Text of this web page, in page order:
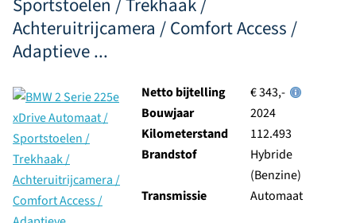
Achteruitrijcamera / Comfort Access /
Adaptieve ...
Netto bijtelling
€ 343,-
Bouwjaar
2024
Kilometerstand
112.493
Brandstof
Hybride
(Benzine)
Transmissie
Automaat